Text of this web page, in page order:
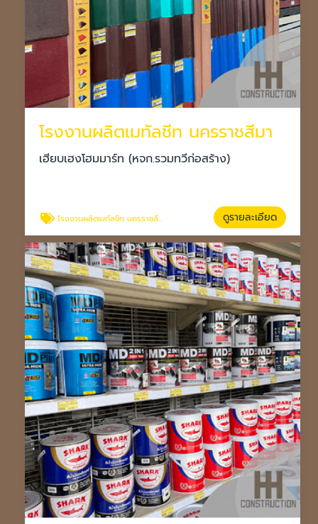
โรงงานผลิตเมทัลชีท นครราชสีมา
เฮียบเฮงโฮมมาร์ท (หจก.รวมทวีก่อสร้าง)
โรงงานผลิตเมทัลชีท นครราชสีมา ดูรายละเอียด